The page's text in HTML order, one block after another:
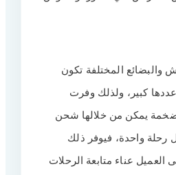
والبضائع المختلفة تكون
كبير، ولذلك وفرت
يمكن من خلالها شحن
رحلة واحدة، فيوفر ذلك
العميل عناء متابعة الرحلات